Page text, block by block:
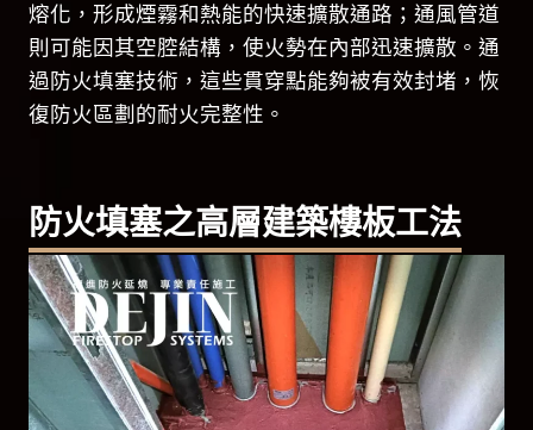
熔化，形成煙霧和熱能的快速擴散通路；通風管道
則可能因其空腔結構，使火勢在內部迅速擴散。通
過防火填塞技術，這些貫穿點能夠被有效封堵，恢
復防火區劃的耐火完整性。
防火填塞之高層建築樓板工法